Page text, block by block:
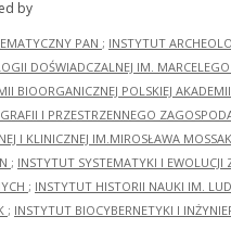
by
PAN ; INSTYTUT
DOŚWIADCZALNEJ IM.
BIOORGANICZNEJ POLSKIEJ
I PRZESTRZENNEGO
I KLINICZNEJ IM.MIROSŁAWA
; INSTYTUT SYSTEMATYKI I
; INSTYTUT HISTORII NAUKI IM.
; INSTYTUT BIOCYBERNETYKI I